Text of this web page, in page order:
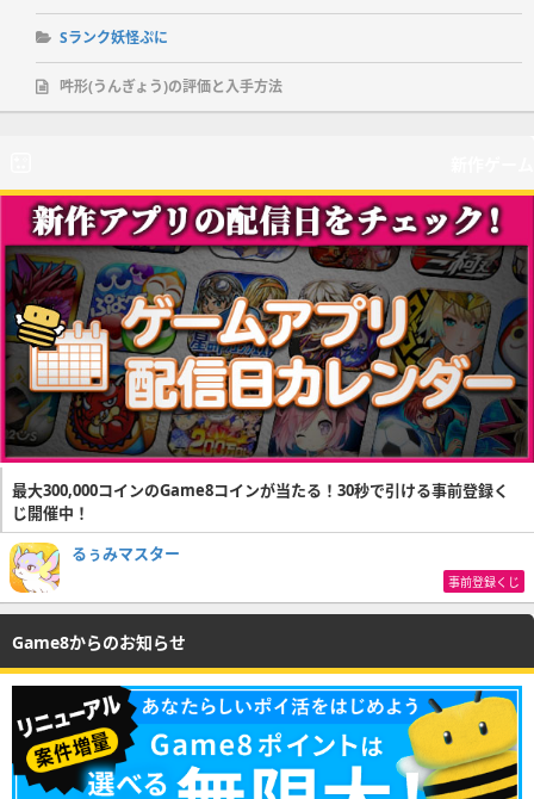
Sランク妖怪ぷに
吽形(うんぎょう)の評価と入手方法
最大300,000コインのGame8コインが当たる！30秒で引ける事前登録く
じ開催中！
るぅみマスター
事前登録くじ
Game8からのお知らせ